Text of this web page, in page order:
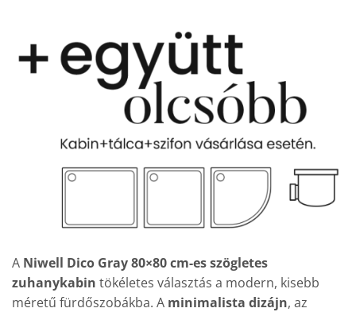
A Niwell Dico Gray 80×80 cm-es szögletes
zuhanykabin tökéletes választás a modern, kisebb
méretű fürdőszobákba. A minimalista dizájn, az